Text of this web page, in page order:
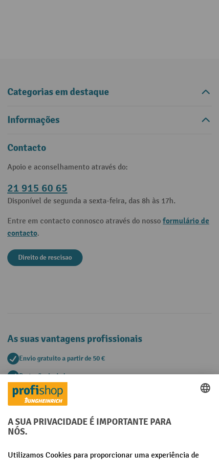
Categorias em destaque
Informações
Contacto
Apoio e aconselhamento através do:
21 915 60 65
Disponível de segunda a sexta-feira, das 8h às 17h.
Entre em contacto connosco através do nosso formulário de
contacto.
Direito de rescisao
As suas vantagens profissionais
Envio gratuito a partir de 50 €
Proteção de dados segura
Aconselhamento pessoal de compra
Métodos de pagamento
Creditcard (Master)Creditcard (Visa)Pré-pagamento